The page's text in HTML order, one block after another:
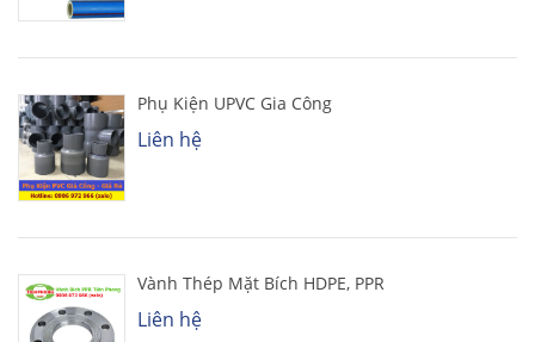
Phụ Kiện UPVC Gia Công
Liên hệ
Vành Thép Mặt Bích HDPE, PPR
Liên hệ